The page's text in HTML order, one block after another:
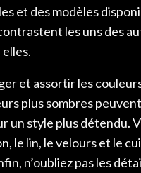
et des modèles
les uns des
et assortir les
plus sombres
un style plus détendu.
lin, le velours et le
n’oubliez pas les